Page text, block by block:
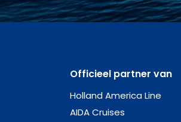
Officieel partner van
Holland America Line
AIDA Cruises